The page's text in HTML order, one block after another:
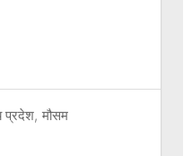
प्रदेश, मौसम